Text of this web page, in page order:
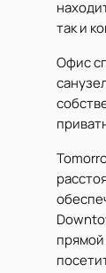
так и
Офис
прямой